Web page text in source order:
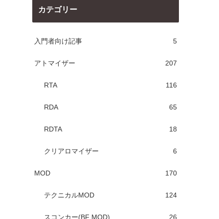
カテゴリー
入門者向け記事 5
アトマイザー 207
RTA 116
RDA 65
RDTA 18
クリアロマイザー 6
MOD 170
テクニカルMOD 124
スコンカー(BF MOD) 26